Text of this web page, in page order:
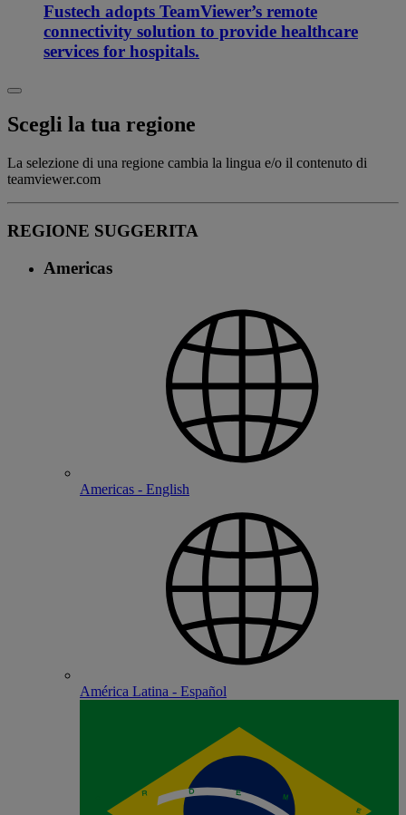
Fustech adopts TeamViewer’s remote
connectivity solution to provide healthcare
services for hospitals.
Scegli la tua regione
La selezione di una regione cambia la lingua e/o il contenuto di
teamviewer.com
REGIONE SUGGERITA
Americas
Americas - English
América Latina - Español